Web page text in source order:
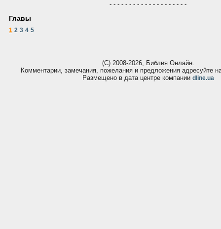
- - - - - - - - - - - - - - - - - - - -
Главы
1 2 3 4 5
(С) 2008-2026, Библия Онлайн.
Комментарии, замечания, пожелания и предложения адресуйте
Размещено в дата центре компании dline.ua